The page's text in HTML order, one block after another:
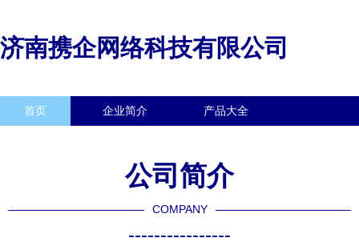
济南携企网络科技有限公司
首页 企业简介 产品大全
公司简介
COMPANY
----------------